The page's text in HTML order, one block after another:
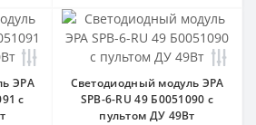
ЭРА
с
Светодиодный модуль ЭРА
SPB-6-RU 49 Б0051090 с
пультом ДУ 49Вт